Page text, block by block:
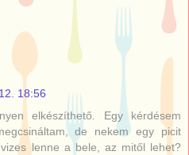
18:56
elkészíthető. Egy kérdésem
de nekem egy picit
lenne a bele, az mitől lehet?